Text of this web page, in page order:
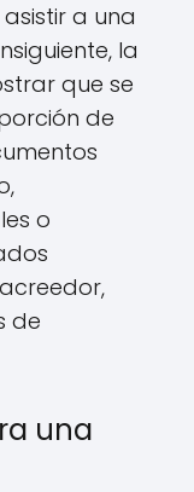
a una
la
que se
de
o
de
una